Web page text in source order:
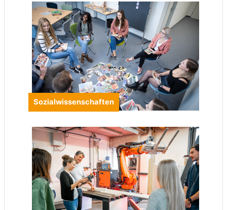
Sozialwissenschaften